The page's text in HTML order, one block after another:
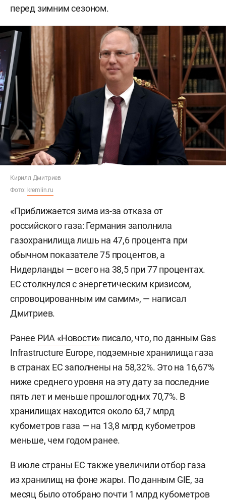
перед зимним сезоном.
Кирилл Дмитриев
Фото: kremlin.ru
«Приближается зима из-за отказа от
российского газа: Германия заполнила
газохранилища лишь на 47,6 процента при
обычном показателе 75 процентов, а
Нидерланды — всего на 38,5 при 77 процентах.
ЕС столкнулся с энергетическим кризисом,
спровоцированным им самим», — написал
Дмитриев.
Ранее РИА «Новости» писало, что, по данным Gas
Infrastructure Europe, подземные хранилища газа
в странах ЕС заполнены на 58,32%. Это на 16,67%
ниже среднего уровня на эту дату за последние
пять лет и меньше прошлогодних 70,7%. В
хранилищах находится около 63,7 млрд
кубометров газа — на 13,8 млрд кубометров
меньше, чем годом ранее.
В июле страны ЕС также увеличили отбор газа
из хранилищ на фоне жары. По данным GIE, за
месяц было отобрано почти 1 млрд кубометров